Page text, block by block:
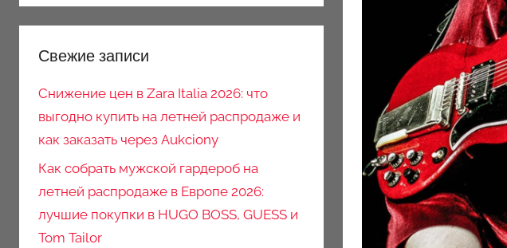
Свежие записи
Снижение цен в Zara Italia 2026: что
выгодно купить на летней распродаже и
как заказать через Aukciony
Как собрать мужской гардероб на
летней распродаже в Европе 2026:
лучшие покупки в HUGO BOSS, GUESS и
Tom Tailor